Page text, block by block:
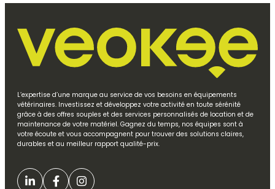
L’expertise d’une marque au service de vos besoins en équipements
vétérinaires. Investissez et développez votre activité en toute sérénité
grâce à des offres souples et des services personnalisés de location et de
maintenance de votre matériel. Gagnez du temps, nos équipes sont à
votre écoute et vous accompagnent pour trouver des solutions claires,
durables et au meilleur rapport qualité-prix.